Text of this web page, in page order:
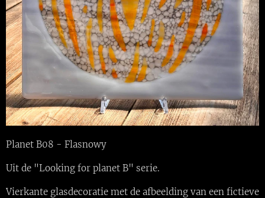
Planet B08 - Flasnowy
Uit de "Looking for planet B" serie.
Vierkante glasdecoratie met de afbeelding van een fictieve